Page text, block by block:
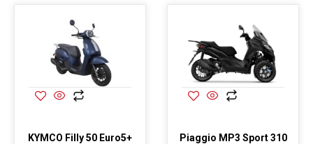
KYMCO Filly 50 Euro5+
Piaggio MP3 Sport 310